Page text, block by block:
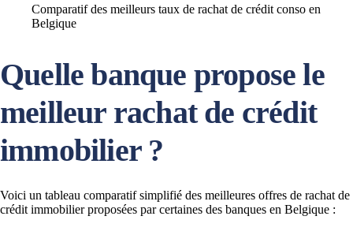
Comparatif des meilleurs taux de rachat de crédit conso en
Belgique
Quelle banque propose le
meilleur rachat de crédit
immobilier ?
Voici un tableau comparatif simplifié des meilleures offres de rachat de
crédit immobilier proposées par certaines des banques en Belgique :